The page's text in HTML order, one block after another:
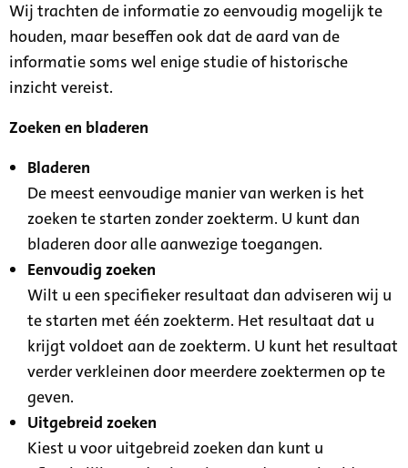
Wij trachten de informatie zo eenvoudig mogelijk te
houden, maar beseffen ook dat de aard van de
informatie soms wel enige studie of historische
inzicht vereist.
Zoeken en bladeren
Bladeren
De meest eenvoudige manier van werken is het
zoeken te starten zonder zoekterm. U kunt dan
bladeren door alle aanwezige toegangen.
Eenvoudig zoeken
Wilt u een specifieker resultaat dan adviseren wij u
te starten met één zoekterm. Het resultaat dat u
krijgt voldoet aan de zoekterm. U kunt het resultaat
verder verkleinen door meerdere zoektermen op te
geven.
Uitgebreid zoeken
Kiest u voor uitgebreid zoeken dan kunt u